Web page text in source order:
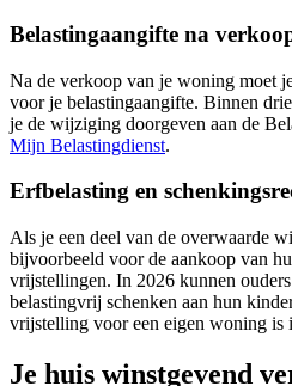
Belastingaangifte na
Na de verkoop van je woning moet
voor je belastingaangifte. Binnen
je de wijziging doorgeven aan de
Mijn Belastingdienst.
Erfbelasting en
Als je een deel van de overwaarde
bijvoorbeeld voor de aankoop van
vrijstellingen. In 2026 kunnen
belastingvrij schenken aan hun
vrijstelling voor een eigen woning is
Je huis winstgevend